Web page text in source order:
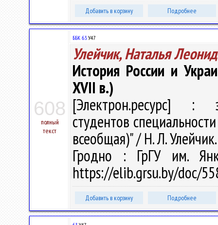
Добавить в корзину Подробнее
608
полный
текст
ББК 63.У47
Улейчик, Наталья
История России и
XVII в.)
[Электрон.ресурс] :
студентов
всеобщая)" / Н. Л.
Гродно : ГрГУ им.
https://elib.grsu.by/doc/
Добавить в корзину Подробнее